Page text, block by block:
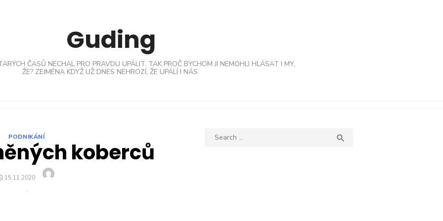
Guding
ČASŮ NECHAL PRO PRAVDU UPÁLIT. TAK PROČ BYCHOM JI NEMOHLI HLÁSAT I MY,
ŽE? ZEJMÉNA KDYŽ UŽ DNES NEHROZÍ, ŽE UPÁLÍ I NÁS.
PODNIKÁNÍ
koberců
POSTED
15.11.2020
Search
